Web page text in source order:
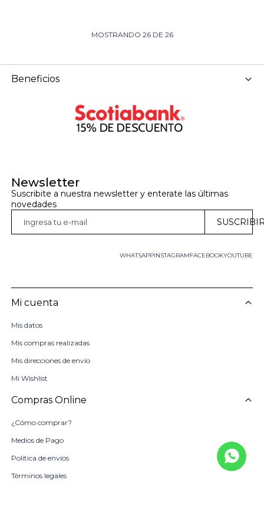
MOSTRANDO 26DE 26
Newsletter
Suscribite a nuestra newsletter y enterate las últimas
novedades
WHATSAPP FACEBOOKYOUTUBE
INSTAGRAM
Mi cuenta
Mis datos
Mis compras realizadas
Mis direcciones de envío
Mi Wishlist
Compras Online
¿Cómo comprar?
Medios de Pago
Política de envíos
Términos legales
Beneficios